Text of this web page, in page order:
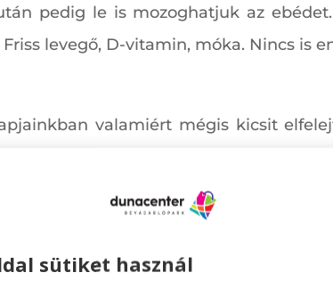
pedig le is mozoghatjuk az
levegő, D-vitamin, móka. Nincs is
valamiért mégis kicsit
szél és egy nagy szabad tér, ahol
maga a sárkány barkácsolása is
család nagyon fog szeretni.
sütiket használ